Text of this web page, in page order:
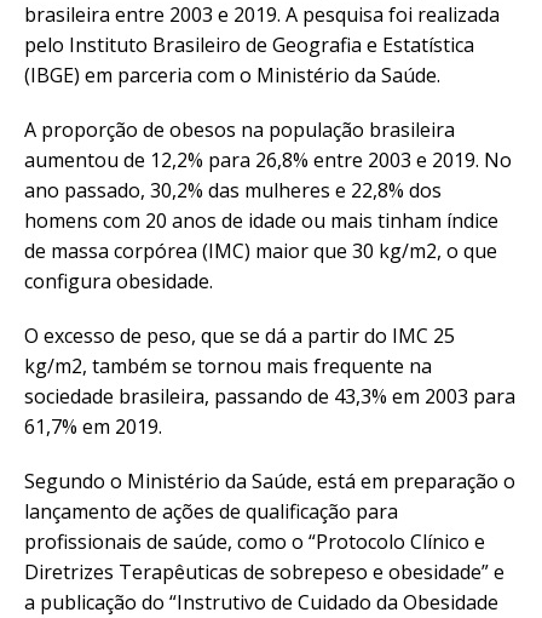
brasileira entre 2003 e 2019. A pesquisa foi realizada
pelo Instituto Brasileiro de Geografia e Estatística
(IBGE) em parceria com o Ministério da Saúde.
A proporção de obesos na população brasileira
aumentou de 12,2% para 26,8% entre 2003 e 2019. No
ano passado, 30,2% das mulheres e 22,8% dos
homens com 20 anos de idade ou mais tinham índice
de massa corpórea (IMC) maior que 30 kg/m2, o que
configura obesidade.
O excesso de peso, que se dá a partir do IMC 25
kg/m2, também se tornou mais frequente na
sociedade brasileira, passando de 43,3% em 2003 para
61,7% em 2019.
Segundo o Ministério da Saúde, está em preparação o
lançamento de ações de qualificação para
profissionais de saúde, como o “Protocolo Clínico e
Diretrizes Terapêuticas de sobrepeso e obesidade” e
a publicação do “Instrutivo de Cuidado da Obesidade